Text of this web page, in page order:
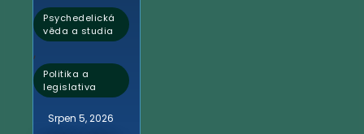
Psychedelická
věda a studia
,
Politika a
legislativa
Srpen 5, 2026